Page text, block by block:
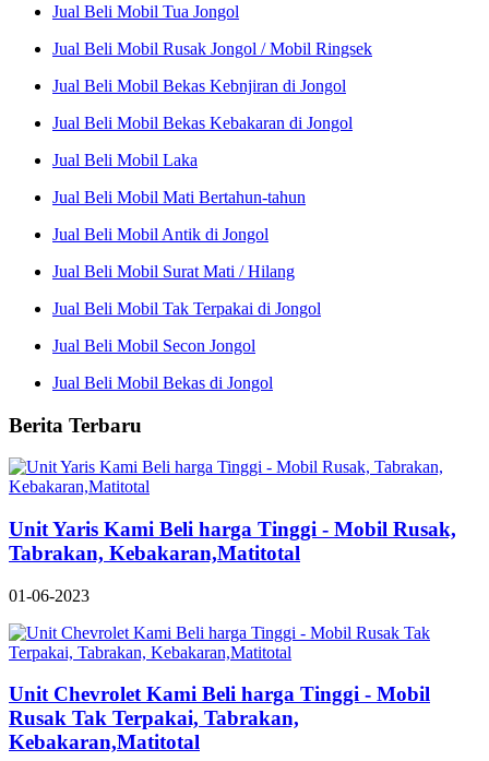
Jual Beli Mobil Tua Jongol
Jual Beli Mobil Rusak Jongol / Mobil Ringsek
Jual Beli Mobil Bekas Kebnjiran di Jongol
Jual Beli Mobil Bekas Kebakaran di Jongol
Jual Beli Mobil Laka
Jual Beli Mobil Mati Bertahun-tahun
Jual Beli Mobil Antik di Jongol
Jual Beli Mobil Surat Mati / Hilang
Jual Beli Mobil Tak Terpakai di Jongol
Jual Beli Mobil Secon Jongol
Jual Beli Mobil Bekas di Jongol
Berita Terbaru
Unit Yaris Kami Beli harga Tinggi - Mobil Rusak,
Tabrakan, Kebakaran,Matitotal
01-06-2023
Unit Chevrolet Kami Beli harga Tinggi - Mobil
Rusak Tak Terpakai, Tabrakan,
Kebakaran,Matitotal